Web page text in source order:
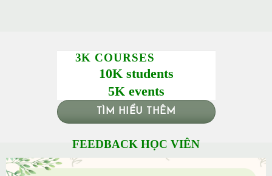
3K COURSES
10K students
5K events
TÌM HIỂU THÊM
FEEDBACK HỌC VIÊN